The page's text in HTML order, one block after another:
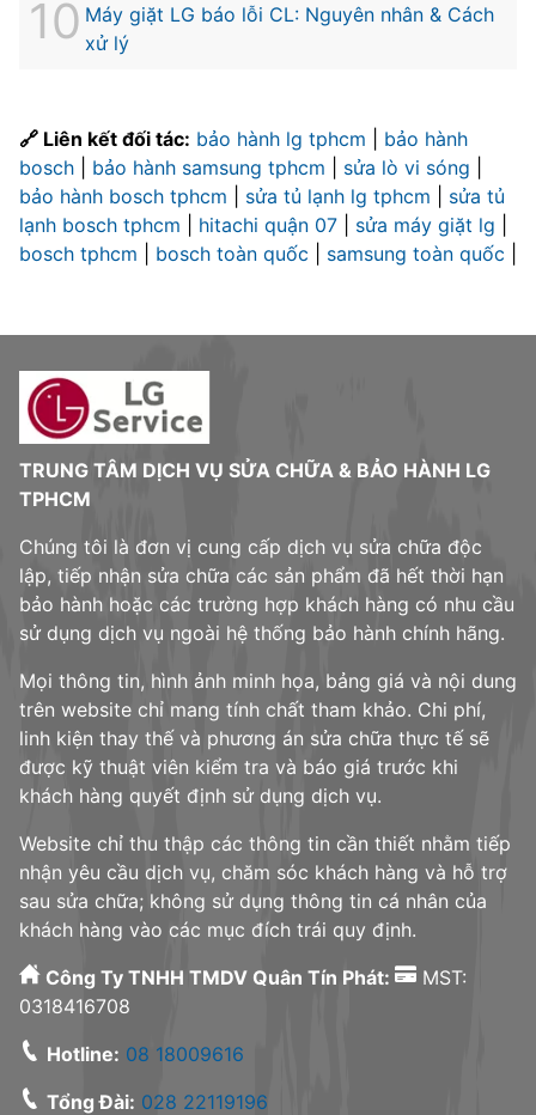
Máy giặt LG báo lỗi CL: Nguyên nhân & Cách
xử lý
🔗 Liên kết đối tác: bảo hành lg tphcm
bảo hành
bosch
bảo hành samsung tphcm sửa lò vi sóng
bảo hành bosch tphcm
sửa tủ lạnh lg tphcm
sửa tủ
lạnh bosch tphcm
hitachi quận 07 sửa máy giặt lg
bosch tphcm
bosch toàn quốc samsung toàn quốc
TRUNG TÂM DỊCH VỤ SỬA CHỮA & BẢO HÀNH LG
TPHCM
Chúng tôi là đơn vị cung cấp dịch vụ sửa chữa độc
lập, tiếp nhận sửa chữa các sản phẩm đã hết thời hạn
bảo hành hoặc các trường hợp khách hàng có nhu cầu
sử dụng dịch vụ ngoài hệ thống bảo hành chính hãng.
Mọi thông tin, hình ảnh minh họa, bảng giá và nội dung
trên website chỉ mang tính chất tham khảo. Chi phí,
linh kiện thay thế và phương án sửa chữa thực tế sẽ
được kỹ thuật viên kiểm tra và báo giá trước khi
khách hàng quyết định sử dụng dịch vụ.
Website chỉ thu thập các thông tin cần thiết nhằm tiếp
nhận yêu cầu dịch vụ, chăm sóc khách hàng và hỗ trợ
sau sửa chữa; không sử dụng thông tin cá nhân của
khách hàng vào các mục đích trái quy định.
Công Ty TNHH TMDV Quân Tín Phát:
MST:
0318416708
Hotline: 08 18009616
Tổng Đài: 028 22119196